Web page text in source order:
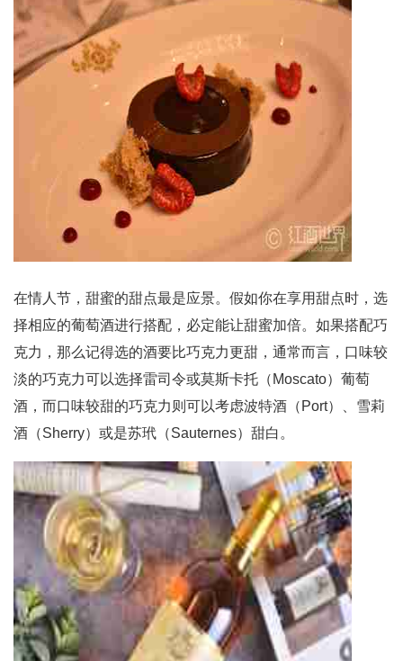
在情人节，甜蜜的甜点最是应景。假如你在享用甜点时，选
择相应的葡萄酒进行搭配，必定能让甜蜜加倍。如果搭配巧
克力，那么记得选的酒要比巧克力更甜，通常而言，口味较
淡的巧克力可以选择雷司令或莫斯卡托（Moscato）葡萄
酒，而口味较甜的巧克力则可以考虑波特酒（Port）、雪莉
酒（Sherry）或是苏玳（Sauternes）甜白。